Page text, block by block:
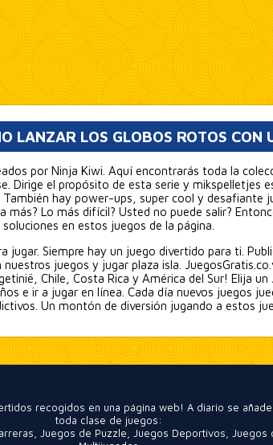
LANZAR LOS GLOBOS ROTOS CON
por Ninja Kiwi. Aquí encontrarás toda la
Dirige el propósito de esta serie y mikspelletjes
hay power-ups, super cool y desafiante
más? Lo más difícil? Usted no puede salir?
soluciones en estos juegos de la página.
jugar. Siempre hay un juego divertido para ti.
juegos y jugar plaza isla.
Chile, Costa Rica y América del Sur! Elija
e ir a jugar en línea. Cada día nuevos juegos
Un montón de diversión jugando a estos
recogidos en una página web! A diario se
toda clase de juegos:
,Juegos de Puzzle ,Juegos Deportivos ,Juegos